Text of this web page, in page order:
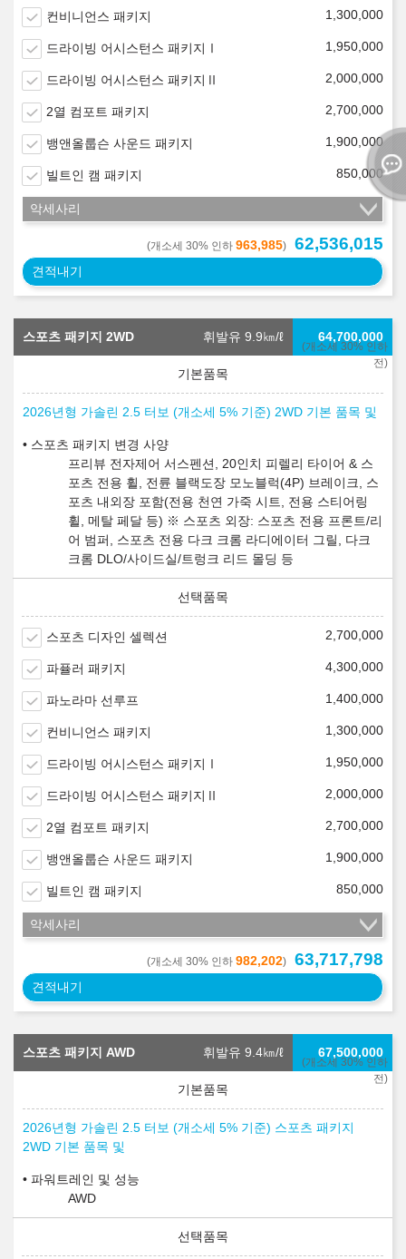
컨비니언스 패키지 1,300,000
드라이빙 어시스턴스 패키지Ⅰ 1,950,000
드라이빙 어시스턴스 패키지Ⅱ 2,000,000
2열 컴포트 패키지 2,700,000
뱅앤올룹슨 사운드 패키지 1,900,000
빌트인 캠 패키지 850,000
악세사리
(개소세 30% 인하 963,985) 62,536,015
견적내기
스포츠 패키지 2WD 휘발유 9.9㎞/ℓ
(개소세 30% 인하
전)
64,700,000
2026년형 가솔린 2.5 터보 (개소세 5% 기준) 2WD 기본 품목 및
스포츠 패키지 변경 사양
프리뷰 전자제어 서스펜션, 20인치 피렐리 타이어 & 스
포츠 전용 휠, 전륜 블랙도장 모노블럭(4P) 브레이크, 스
포츠 내외장 포함(전용 천연 가죽 시트, 전용 스티어링
휠, 메탈 페달 등) ※ 스포츠 외장: 스포츠 전용 프론트/리
어 범퍼, 스포츠 전용 다크 크롬 라디에이터 그릴, 다크
크롬 DLO/사이드실/트렁크 리드 몰딩 등
스포츠 디자인 셀렉션 2,700,000
파퓰러 패키지 4,300,000
파노라마 선루프 1,400,000
컨비니언스 패키지 1,300,000
드라이빙 어시스턴스 패키지Ⅰ 1,950,000
드라이빙 어시스턴스 패키지Ⅱ 2,000,000
2열 컴포트 패키지 2,700,000
뱅앤올룹슨 사운드 패키지 1,900,000
빌트인 캠 패키지 850,000
악세사리
(개소세 30% 인하 982,202) 63,717,798
견적내기
스포츠 패키지 AWD 휘발유 9.4㎞/ℓ
(개소세 30% 인하
전)
67,500,000
2026년형 가솔린 2.5 터보 (개소세 5% 기준) 스포츠 패키지
2WD 기본 품목 및
파워트레인 및 성능
AWD